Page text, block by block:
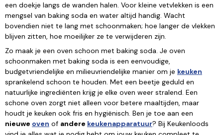
een doekje langs de wanden halen. Voor kleine vetvlekken is een
mengsel van baking soda en water altijd handig. Wacht
bovendien niet te lang met schoonmaken; hoe langer de vlekken
blijven zitten, hoe moeilijker ze te verwijderen zijn.
Zo maak je een oven schoon met baking soda. Je oven
schoonmaken met baking soda is een eenvoudige,
budgetvriendelijke en milieuvriendelijke manier om je keuken
sprankelend schoon te houden. Met een beetje geduld en
natuurlijke ingrediënten krijg je elke oven weer stralend. Een
schone oven zorgt niet alleen voor betere maaltijden, maar
houdt je keuken ook fris en hygiënisch. Ben je toe aan een
nieuwe oven of andere keukenapparatuur? Bij Keukenloods